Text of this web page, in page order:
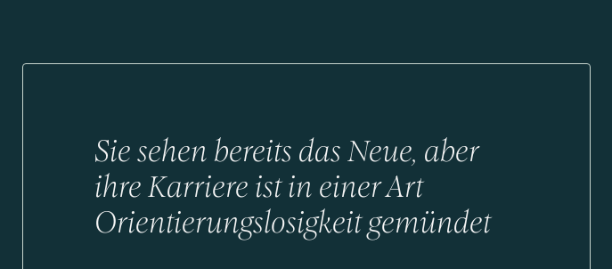
Sie sehen bereits das Neue, aber
ihre Karriere ist in einer Art
Orientierungslosigkeit gemündet